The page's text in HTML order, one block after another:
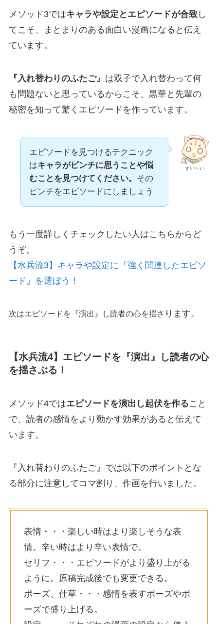
メソッド3ではキャラや設定とエピソードが合致し
てこそ、まとまりのある面白い漫画になると伝え
ています。
『入れ替わりのふたご』 は双子で入れ替わって何
も問題ないと思っているからこそ、黒華と先輩の
秘密を知って驚くエピソードを作っています。
すいへい
エピソードを見つけるテクニック
はキャラがピンチに思うことや悩
むことを見つけてください。 その
ピンチをエピソードにしましょう
もう一度詳しくチェックしたい人はこちらからど
うぞ。
【水兵流3】キャラや設定に『強く関連したエピソ
ード』を選ぼう！
次はエピソードを『演出』し読者の心を揺さ ります。
【水兵流4】エピソードを『演出』し読者の心
を揺さぶる！
メソッド4ではエピソードを演出し起伏を作ること
で、読者の感情をより動かす効果があると伝えて
います。
『入れ替わりのふたご』では以下のポイントとな
る部分に注意してコマ割り、作画を行いました。
表情・・・楽しい時はより楽しそうな表
情。辛い時はより辛い表情で。
セリフ・・・エピソードがより盛り上がる
ように。原稿完成後でも変更できる。
ポーズ、仕草・・・感情を表すポーズやポ
ーズで盛り上げる。